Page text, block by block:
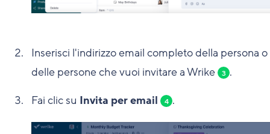
Inserisci l'indirizzo email completo della persona o
delle persone che vuoi invitare a Wrike
3 .
Fai clic su Invita per email 4 .